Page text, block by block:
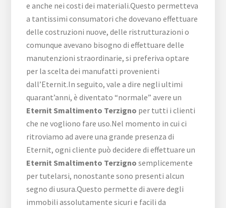
e anche nei costi dei materiali.Questo permetteva
a tantissimi consumatori che dovevano effettuare
delle costruzioni nuove, delle ristrutturazioni o
comunque avevano bisogno di effettuare delle
manutenzioni straordinarie, si preferiva optare
per la scelta dei manufatti provenienti
dall’Eternit.In seguito, vale a dire negli ultimi
quarant’anni, è diventato “normale” avere un
Eternit Smaltimento Terzigno per tutti i clienti
che ne vogliono fare uso.Nel momento in cui ci
ritroviamo ad avere una grande presenza di
Eternit, ogni cliente può decidere di effettuare un
Eternit Smaltimento Terzigno semplicemente
per tutelarsi, nonostante sono presenti alcun
segno di usura.Questo permette di avere degli
immobili assolutamente sicuri e facili da